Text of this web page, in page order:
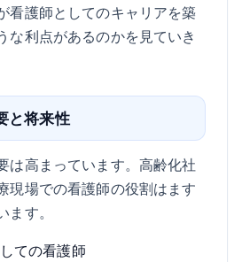
看護師としてのキャリアを築
な利点があるのかを見ていき
と将来性
は高まっています。高齢化社
現場での看護師の役割はます
す。
ての看護師